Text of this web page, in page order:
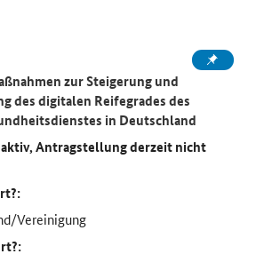
zur Steigerung und
des digitalen Reifegrades des
in Deutschland
Antragstellung derzeit nicht
Vereinigung